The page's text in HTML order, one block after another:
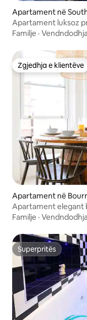
Apartament në
Apartament luksoz
tendencë
Familje ·
Zgjedhja e klientëve
Zgjedhja e klientëve
Apartament në
nd Poole
Apartament elegant
Familje ·
Superpritës
Superpritës